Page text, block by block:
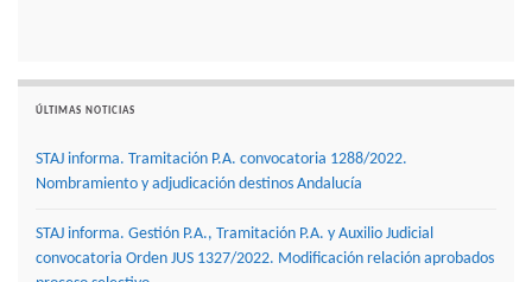
ÚLTIMAS NOTICIAS
STAJ informa. Tramitación P.A. convocatoria 1288/2022.
Nombramiento y adjudicación destinos Andalucía
STAJ informa. Gestión P.A., Tramitación P.A. y Auxilio Judicial
convocatoria Orden JUS 1327/2022. Modificación relación aprobados